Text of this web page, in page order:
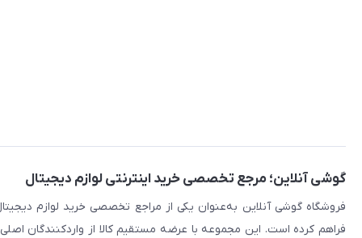
گوشی آنلاین؛ مرجع تخصصی خرید اینترنتی لوازم دیجیتال
فراهم کرده است. این مجموعه با عرضه مستقیم کالا از واردکنندگان